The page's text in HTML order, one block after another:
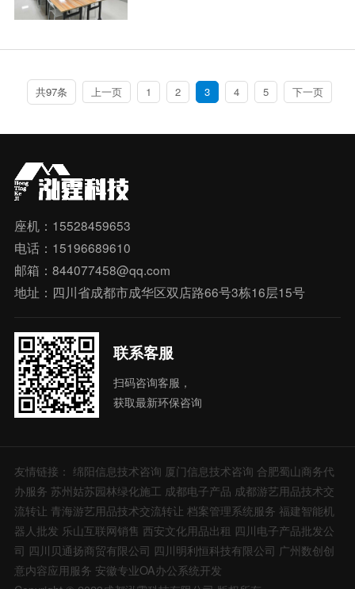
共97条 上一页 1 2 3 4 5 下一页
座机：15528459653
电话：15196689610
邮箱：844077458@qq.com
地址：四川省成都市成华区双店路66号3栋16层15号
联系客服
扫码咨询客服，
获取最新环保咨询
友情链接： 绵阳信息技术咨询 厦门信息技术咨询 合肥蜀山商务代
办服务 苏州姑苏园林绿化施工 成都电子产品 成都游艺用品技术交
流转让 青海游艺用品技术交流转让 档案管理系统服务 福建智能机
器人批发 乐山互联网销售 西安文化用品出租 四川电子产品批发公
司 四川贝通扬商贸有限公司 四川明利恒科技有限公司 广州数创创
意内容应用服务 安徽专业OA办公系统开发